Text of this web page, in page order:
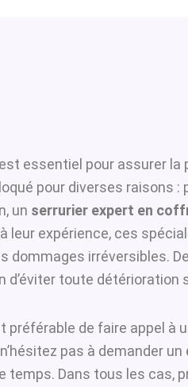
essentiel pour assurer
pour diverses raisons
un serrurier expert en
leur expérience, ces
dommages irréversibles.
d’éviter toute détérioration
préférable de faire appel à
pas à demander un
Dans tous les cas,